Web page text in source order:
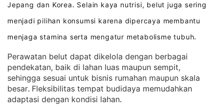
Jepang dan Korea. Selain kaya nutrisi, belut juga sering
menjadi pilihan konsumsi karena dipercaya membantu
menjaga stamina serta mengatur metabolisme tubuh.
Perawatan belut dapat dikelola dengan berbagai
pendekatan, baik di lahan luas maupun sempit,
sehingga sesuai untuk bisnis rumahan maupun skala
besar. Fleksibilitas tempat budidaya memudahkan
adaptasi dengan kondisi lahan.